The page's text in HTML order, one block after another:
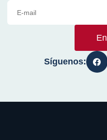
Síguenos: